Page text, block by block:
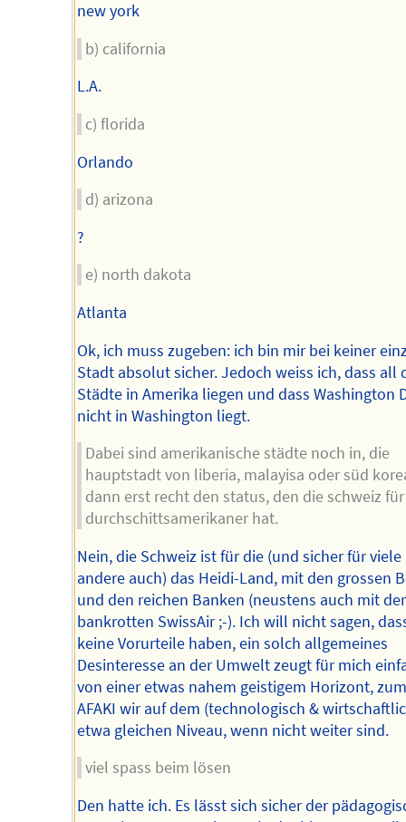
new york
b) california
L.A.
c) florida
Orlando
d) arizona
?
e) north dakota
Atlanta
Ok, ich muss zugeben: ich bin mir bei keiner
Stadt absolut sicher. Jedoch weiss ich, dass all
Städte in Amerika liegen und dass Washington
nicht in Washington liegt.
Dabei sind amerikanische städte noch in, die
hauptstadt von liberia, malayisa oder süd
dann erst recht den status, den die schweiz
durchschittsamerikaner hat.
Nein, die Schweiz ist für die (und sicher für viele
andere auch) das Heidi-Land, mit den grossen
und den reichen Banken (neustens auch mit der
bankrotten SwissAir ;-). Ich will nicht sagen,
keine Vorurteile haben, ein solch allgemeines
Desinteresse an der Umwelt zeugt für mich
von einer etwas nahem geistigem Horizont,
AFAKI wir auf dem (technologisch &
etwa gleichen Niveau, wenn nicht weiter sind.
viel spass beim lösen
Den hatte ich. Es lässt sich sicher der